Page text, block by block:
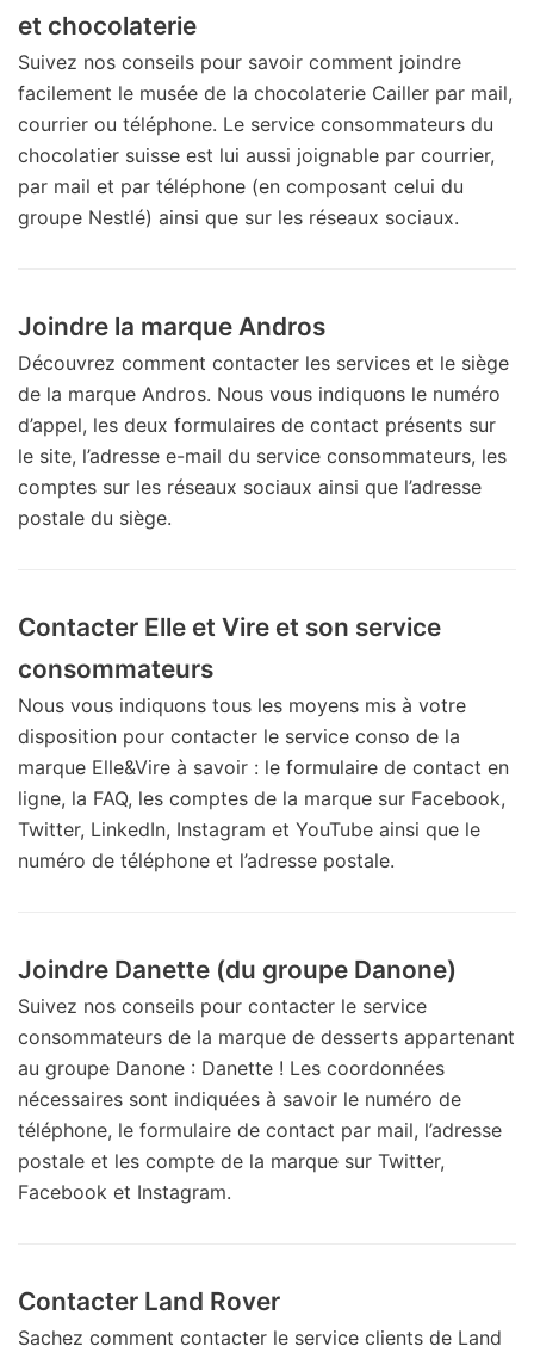
et chocolaterie
Suivez nos conseils pour savoir comment joindre
facilement le musée de la chocolaterie Cailler par mail,
courrier ou téléphone. Le service consommateurs du
chocolatier suisse est lui aussi joignable par courrier,
par mail et par téléphone (en composant celui du
groupe Nestlé) ainsi que sur les réseaux sociaux.
Joindre la marque Andros
Découvrez comment contacter les services et le siège
de la marque Andros. Nous vous indiquons le numéro
d’appel, les deux formulaires de contact présents sur
le site, l’adresse e-mail du service consommateurs, les
comptes sur les réseaux sociaux ainsi que l’adresse
postale du siège.
Contacter Elle et Vire et son service
consommateurs
Nous vous indiquons tous les moyens mis à votre
disposition pour contacter le service conso de la
marque Elle&Vire à savoir : le formulaire de contact en
ligne, la FAQ, les comptes de la marque sur Facebook,
Twitter, LinkedIn, Instagram et YouTube ainsi que le
numéro de téléphone et l’adresse postale.
Joindre Danette (du groupe Danone)
Suivez nos conseils pour contacter le service
consommateurs de la marque de desserts appartenant
au groupe Danone : Danette ! Les coordonnées
nécessaires sont indiquées à savoir le numéro de
téléphone, le formulaire de contact par mail, l’adresse
postale et les compte de la marque sur Twitter,
Facebook et Instagram.
Contacter Land Rover
Sachez comment contacter le service clients de Land